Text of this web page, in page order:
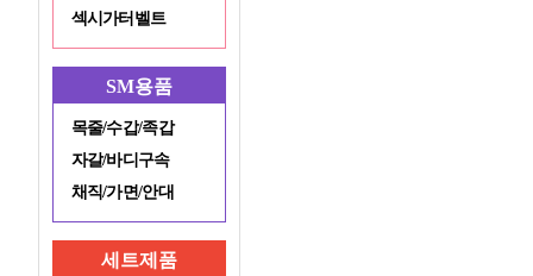
섹시가터벨트
SM용품
목줄/수갑/족갑
자갈/바디구속
채직/가면/안대
세트제품